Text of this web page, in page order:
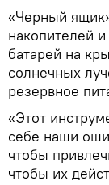
«Черный
накопителей
батарей на
солнечных
резервное
«Этот
себе наши
чтобы
чтобы их